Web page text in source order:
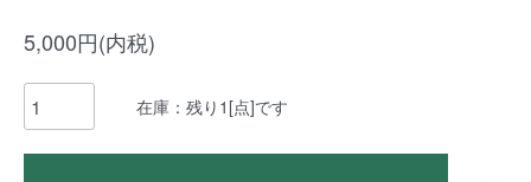
5,000円(内税)
在庫：残り1[点]です